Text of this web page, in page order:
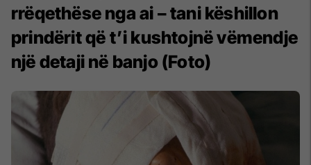
rrëqethëse nga ai – tani këshillon
prindërit që t’i kushtojnë vëmendje
një detaji në banjo (Foto)